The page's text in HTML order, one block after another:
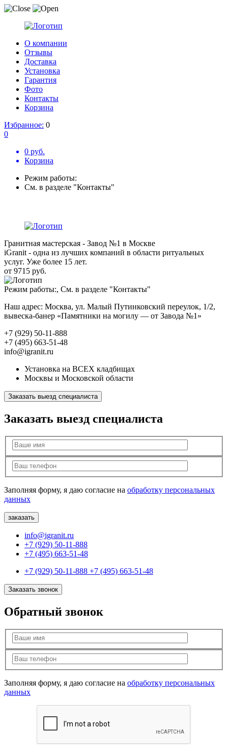
О компании
Отзывы
Доставка
Установка
Гарантия
Фото
Контакты
Корзина
Избранное: 0
0
0 руб.
Корзина
Режим работы:
См. в разделе "Контакты"
Гранитная мастерская - Завод №1 в Москве
iGranit - одна из лучших компаний в области ритуальных
услуг. Уже более 15 лет.
от 9715 руб.
Режим работы:, См. в разделе "Контакты"
Наш адрес: Москва, ул. Малый Путинковский переулок, 1/2,
вывеска-банер «Памятники на могилу — от Завода №1»
+7 (929) 50-11-888
+7 (495) 663-51-48
info@igranit.ru
Установка на ВСЕХ кладбищах
Москвы и Московской области
Заказать выезд специалиста
Заказать выезд специалиста
Заполняя форму, я даю согласие на обработку персональных
данных
info@igranit.ru
+7 (929) 50-11-888
+7 (495) 663-51-48
+7 (929) 50-11-888 +7 (495) 663-51-48
Заказать звонок
Обратный звонок
Заполняя форму, я даю согласие на обработку персональных
данных